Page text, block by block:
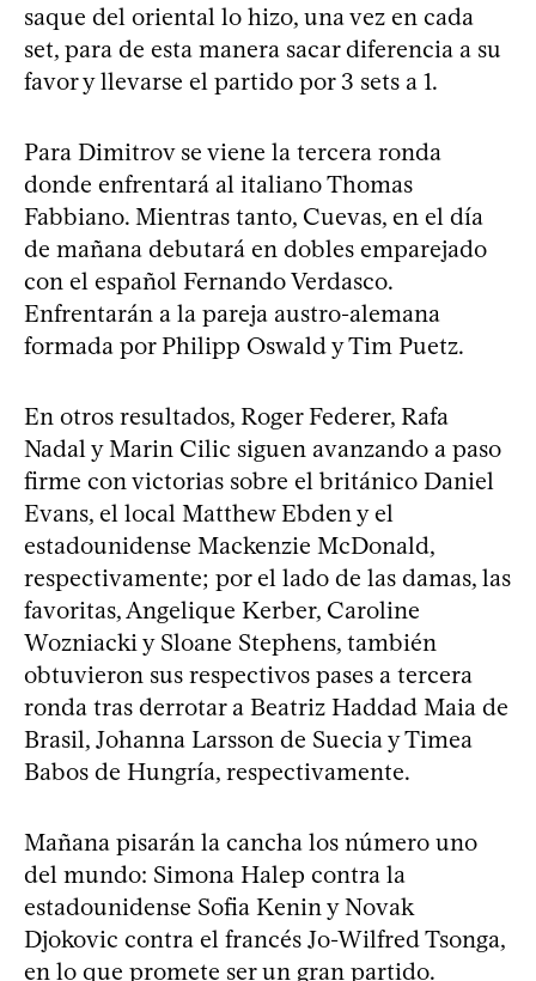
saque del oriental lo hizo, una vez en cada
set, para de esta manera sacar diferencia a su
favor y llevarse el partido por 3 sets a 1.
Para Dimitrov se viene la tercera ronda
donde enfrentará al italiano Thomas
Fabbiano. Mientras tanto, Cuevas, en el día
de mañana debutará en dobles emparejado
con el español Fernando Verdasco.
Enfrentarán a la pareja austro-alemana
formada por Philipp Oswald y Tim Puetz.
En otros resultados, Roger Federer, Rafa
Nadal y Marin Cilic siguen avanzando a paso
firme con victorias sobre el británico Daniel
Evans, el local Matthew Ebden y el
estadounidense Mackenzie McDonald,
respectivamente; por el lado de las damas, las
favoritas, Angelique Kerber, Caroline
Wozniacki y Sloane Stephens, también
obtuvieron sus respectivos pases a tercera
ronda tras derrotar a Beatriz Haddad Maia de
Brasil, Johanna Larsson de Suecia y Timea
Babos de Hungría, respectivamente.
Mañana pisarán la cancha los número uno
del mundo: Simona Halep contra la
estadounidense Sofia Kenin y Novak
Djokovic contra el francés Jo-Wilfred Tsonga,
en lo que promete ser un gran partido.